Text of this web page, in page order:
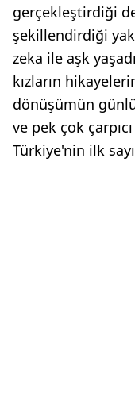
gerçekleştirdiği
şekillendirdiği
zeka ile aşk
kızların
dönüşümün
ve pek çok
Türkiye'nin ilk